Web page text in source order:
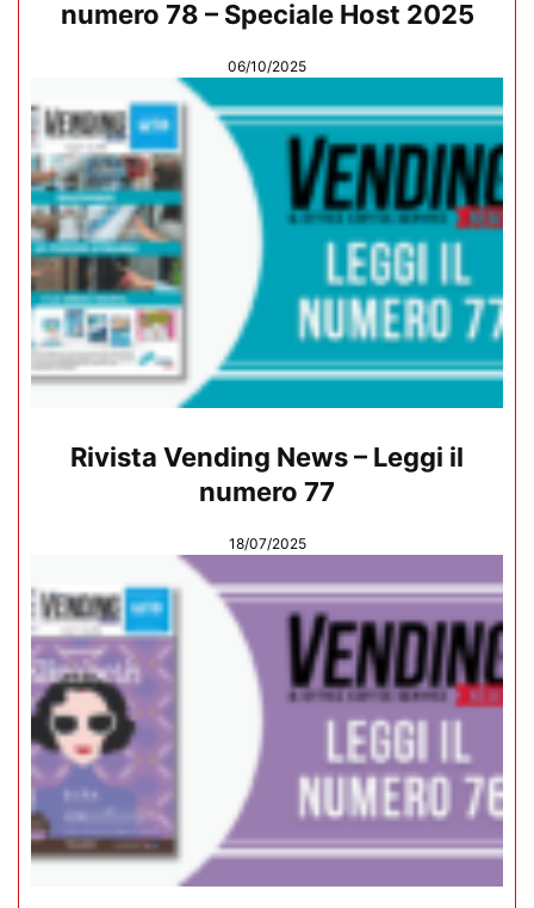
numero 78 – Speciale Host 2025
06/10/2025
Rivista Vending News – Leggi il
numero 77
18/07/2025